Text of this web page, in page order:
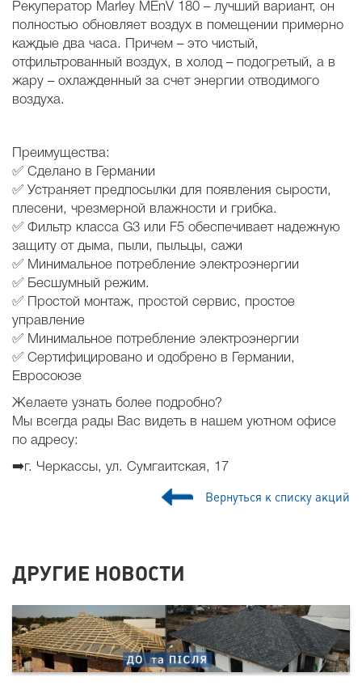
Рекуператор Marley MEnV 180 – лучший вариант, он
полностью обновляет воздух в помещении примерно
каждые два часа. Причем – это чистый,
отфильтрованный воздух, в холод – подогретый, а в
жару – охлажденный за счет энергии отводимого
воздуха.
Преимущества:
✅ Сделано в Германии
✅ Устраняет предпосылки для появления сырости,
плесени, чрезмерной влажности и грибка.
✅ Фильтр класса G3 или F5 обеспечивает надежную
защиту от дыма, пыли, пыльцы, сажи
✅ Минимальное потребление электроэнергии
✅ Бесшумный режим.
✅ Простой монтаж, простой сервис, простое
управление
✅ Минимальное потребление электроэнергии
✅ Сертифицировано и одобрено в Германии,
Евросоюзе
Желаете узнать более подробно?
Мы всегда рады Вас видеть в нашем уютном офисе
по адресу:
➡️г. Черкассы, ул. Сумгаитская, 17
Вернуться к списку акций
ДРУГИЕ НОВОСТИ